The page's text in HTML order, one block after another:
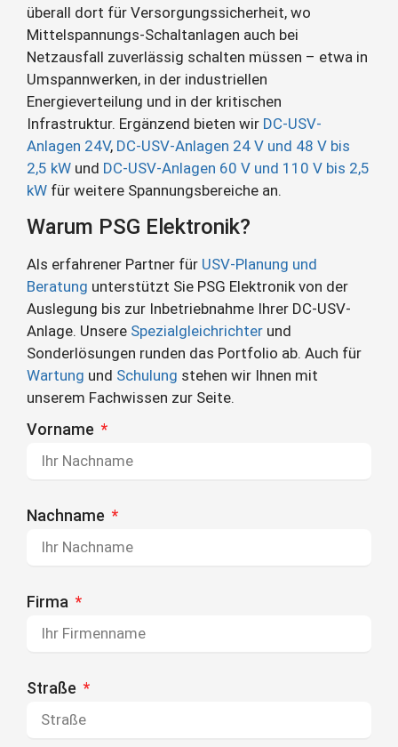
überall dort für Versorgungssicherheit, wo
Mittelspannungs-Schaltanlagen auch bei
Netzausfall zuverlässig schalten müssen – etwa in
Umspannwerken, in der industriellen
Energieverteilung und in der kritischen
Infrastruktur. Ergänzend bieten wir DC-USV-
Anlagen 24V, DC-USV-Anlagen 24 V und 48 V bis
2,5 kW und DC-USV-Anlagen 60 V und 110 V bis 2,5
kW für weitere Spannungsbereiche an.
Warum PSG Elektronik?
Als erfahrener Partner für USV-Planung und
Beratung unterstützt Sie PSG Elektronik von der
Auslegung bis zur Inbetriebnahme Ihrer DC-USV-
Anlage. Unsere Spezialgleichrichter und
Sonderlösungen runden das Portfolio ab. Auch für
Wartung und Schulung stehen wir Ihnen mit
unserem Fachwissen zur Seite.
Vorname
Nachname
Firma
Straße